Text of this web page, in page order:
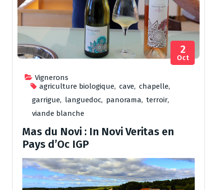
Vignerons
agriculture biologique, cave, chapelle,
garrigue, languedoc, panorama, terroir,
viande blanche
2
Oct
Mas du Novi : In Novi Veritas en
Pays d’Oc IGP